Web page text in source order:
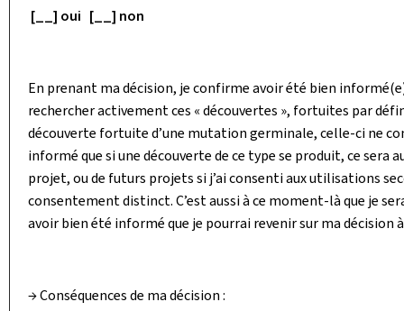
[__] oui [__] non
En prenant ma décision, je confirme avoir été bien
rechercher activement ces « découvertes », fortuites par
découverte fortuite d’une mutation germinale, celle-ci ne
informé que si une découverte de ce type se produit, ce sera
projet, ou de futurs projets si j’ai consenti aux utilisations
consentement distinct. C’est aussi à ce moment-là que je
avoir bien été informé que je pourrai revenir sur ma décision
→ Conséquences de ma décision :